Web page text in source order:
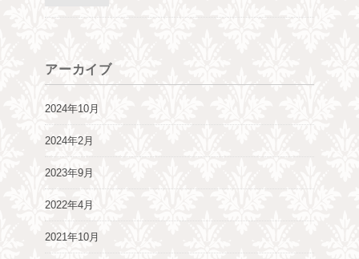
アーカイブ
2024年10月
2024年2月
2023年9月
2022年4月
2021年10月